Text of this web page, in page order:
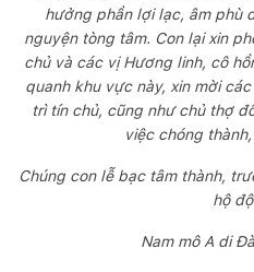
hưởng phần lợi lạc, âm phù
nguyện tòng tâm. Con lại xin
chủ và các vị Hương linh, cô
quanh khu vực này, xin mời
trì tín chủ, cũng như chủ thợ
việc chóng
Chúng con lễ bạc tâm thành,
hộ
Nam mô A di